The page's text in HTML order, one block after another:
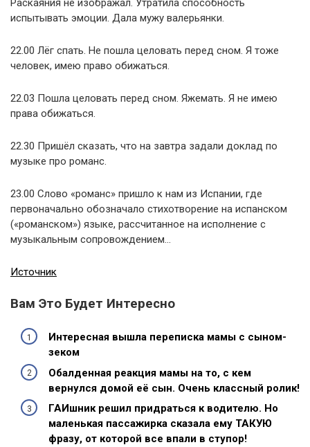
Раскаяния не изображал. Утратила способность
испытывать эмоции. Дала мужу валерьянки.
22.00 Лёг спать. Не пошла целовать перед сном. Я тоже
человек, имею право обижаться.
22.03 Пошла целовать перед сном. Яжемать. Я не имею
права обижаться.
22.30 Пришёл сказать, что на завтра задали доклад по
музыке про романс.
23.00 Слово «романс» пришло к нам из Испании, где
первоначально обозначало стихотворение на испанском
(«романском») языке, рассчитанное на исполнение с
музыкальным сопровождением…
Источник
Вам Это Будет Интересно
Интересная вышла переписка мамы с сыном-
зеком
Обалденная реакция мамы на то, с кем
вернулся домой её сын. Очень классный ролик!
ГАИшник решил придраться к водителю. Но
маленькая пассажирка сказала ему ТАКУЮ
фразу, от которой все впали в ступор!